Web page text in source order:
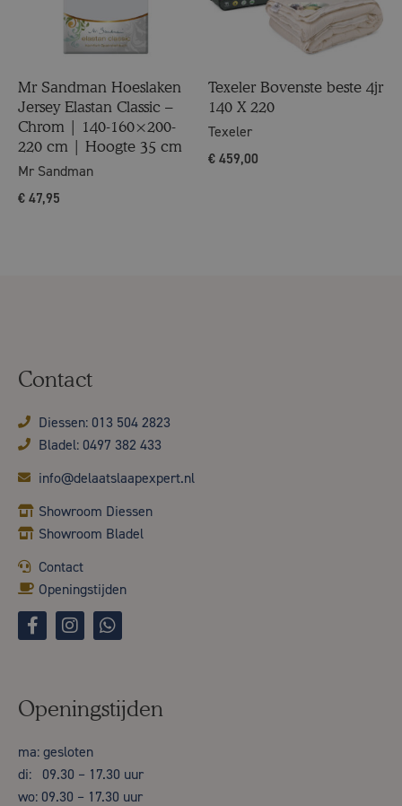
Mr Sandman Hoeslaken
Jersey Elastan Classic –
Chrom | 140-160×200-
220 cm | Hoogte 35 cm
Mr Sandman
€ 47,95
Texeler Bovenste beste 4jr
140 X 220
Texeler
€ 459,00
Contact
Diessen: 013 504 2823
Bladel: 0497 382 433
info@delaatslaapexpert.nl
Showroom Diessen
Showroom Bladel
Contact
Openingstijden
Openingstijden
ma: gesloten
di: 09.30 – 17.30 uur
wo: 09.30 – 17.30 uur